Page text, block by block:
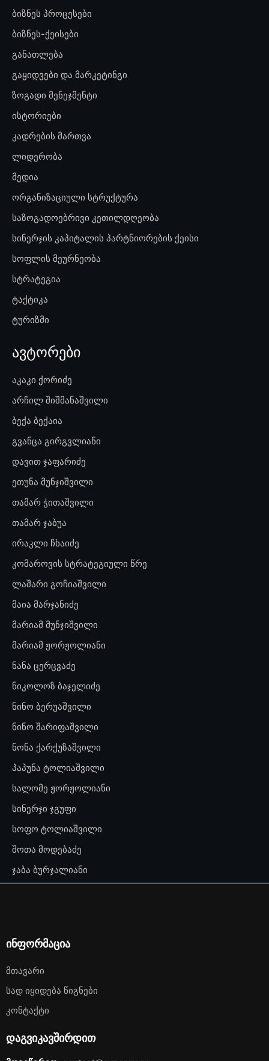
ბიზნეს პროცესები
ბიზნეს-ქეისები
განათლება
გაყიდვები და მარკეტინგი
ზოგადი მენეჯმენტი
ისტორიები
კადრების მართვა
ლიდერობა
მედია
ორგანიზაციული სტრუქტურა
საზოგადოებრივი კეთილდღეობა
სინერჯის კაპიტალის პარტნიორების ქეისი
სოფლის მეურნეობა
სტრატეგია
ტაქტიკა
ტურიზმი
ავტორები
აკაკი ქორიძე
არჩილ შიშმანაშვილი
ბექა ბექაია
გვანცა გირგვლიანი
დავით ჯაფარიძე
ეთუნა მუნჯიშვილი
თამარ ჭითაშვილი
თამარ ჯაბუა
ირაკლი ჩხაიძე
კომაროვის სტრატეგიული წრე
ლაშარი გოჩიაშვილი
მაია მარჯანიძე
მარიამ მუნჯიშვილი
მარიამ ჟორჟოლიანი
ნანა ცერცვაძე
ნიკოლოზ ბაჯელიძე
ნინო ბერუაშვილი
ნინო შარიფაშვილი
ნონა ქარქუზაშვილი
პაპუნა ტოლიაშვილი
სალომე ჟორჟოლიანი
სინერჯი ჯგუფი
სოფო ტოლიაშვილი
შოთა მოდებაძე
ჯაბა ბურჯალიანი
ინფორმაცია
Მთავარი
Სად Იყიდება Წიგნები
Კონტაქტი
დაგვიკავშირდით